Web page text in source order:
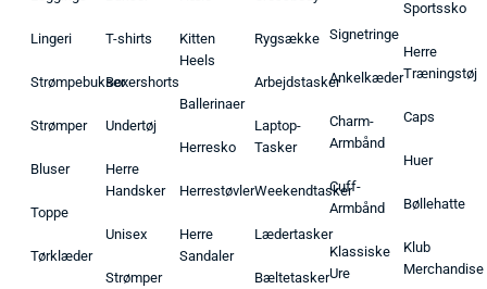
Lingeri
Strømpebukser
Strømper
Bluser
Toppe
Tørklæder
T-shirts
Boxershorts
Undertøj
Herre
Handsker
Unisex
Strømper
Kitten
Heels
Ballerinaer
Herresko
Herrestøvler
Herre
Sandaler
Rygsække
Arbejdstasker
Laptop-
Tasker
Weekendtasker
Lædertasker
Bæltetasker
Signetringe
Ankelkæder
Charm-
Armbånd
Cuff-
Armbånd
Klassiske
Ure
Sportssko
Herre
Træningstøj
Caps
Huer
Bøllehatte
Klub
Merchandise